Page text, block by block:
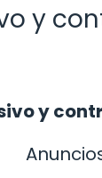
y
y